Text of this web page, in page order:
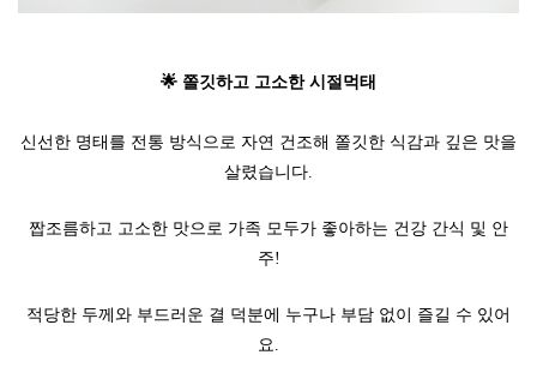
🌟 쫄깃하고 고소한 시절먹태
신선한 명태를 전통 방식으로 자연 건조해 쫄깃한 식감과 깊은 맛을
살렸습니다.
짭조름하고 고소한 맛으로 가족 모두가 좋아하는 건강 간식 및 안
주!
적당한 두께와 부드러운 결 덕분에 누구나 부담 없이 즐길 수 있어
요.